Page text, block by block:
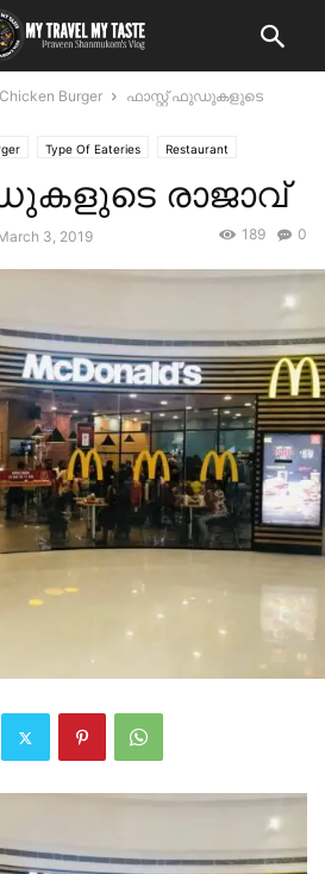
Chicken Burger
ഫാസ്റ്റ് ഫുഡുകളുടെ
Type Of Eateries Restaurant
രാജാവ്
3, 2019 0
189